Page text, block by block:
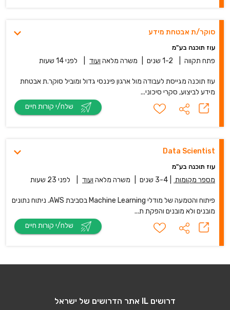
סוקר/ת אבטחת מידע
עוז תוכנה בע"מ
פתח תקווה 1-2 שנים משרה מלאה ועוד לפני 14 שעות
עוז תוכנה מגייסת לעבודה מול ארגון פיננסי גדול ומוביל סוקר.ת אבטחת
מידע לביצוע, סקרי סיכוני...
Data Scientist
עוז תוכנה בע"מ
מספר מקומות 3-4 שנים משרה מלאה ועוד לפני 23 שעות
פיתוח והטמעה של מודלי Machine Learning בסביבת AWS. ניתוח נתונים
מובנים ולא מובנים והפקת ת...
דרושים IL אתר הדרושים של ישראל